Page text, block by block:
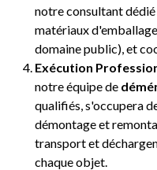
notre consultant dédié
matériaux
domaine public), et
Exécution
notre équipe de
qualifiés, s'occupera
démontage et
transport et
chaque objet.